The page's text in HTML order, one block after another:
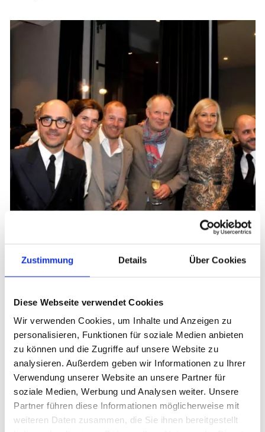
Zustimmung Details Über Cookies
Diese Webseite verwendet Cookies
Wir verwenden Cookies, um Inhalte und Anzeigen zu
personalisieren, Funktionen für soziale Medien anbieten
zu können und die Zugriffe auf unsere Website zu
analysieren. Außerdem geben wir Informationen zu Ihrer
Verwendung unserer Website an unsere Partner für
soziale Medien, Werbung und Analysen weiter. Unsere
Partner führen diese Informationen möglicherweise mit
weiteren Daten zusammen, die Sie ihnen bereitgestellt
Georg et Arend 2013